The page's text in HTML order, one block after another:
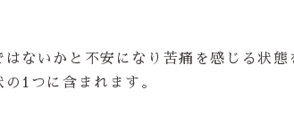
はないかと不安になり苦痛を感じる状態
1つに含まれます。